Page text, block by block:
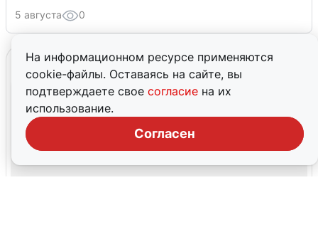
На информационном ресурсе применяются
cookie-файлы. Оставаясь на сайте, вы
подтверждаете свое согласие на их
использование.
Согласен
5 августа 0